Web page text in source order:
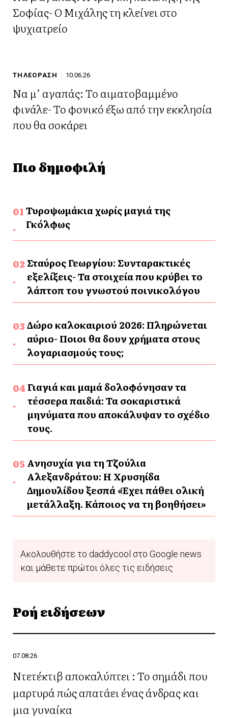
Σοφίας- Ο Μιχάλης τη κλείνει στο
ψυχιατρείο
ΤΗΛΕΟΡΑΣΗ 10.06.26
Να μ’ αγαπάς: Το αιματοβαμμένο
φινάλε- Το φονικό έξω από την εκκλησία
που θα σοκάρει
Πιο δημοφιλή
Τυροψωμάκια χωρίς μαγιά της
Γκόλφως
Σταύρος Γεωργίου: Συνταρακτικές
εξελίξεις- Τα στοιχεία που κρύβει το
λάπτοπ του γνωστού ποινικολόγου
Δώρο καλοκαιριού 2026: Πληρώνεται
αύριο- Ποιοι θα δουν χρήματα στους
λογαριασμούς τους;
Γιαγιά και μαμά δολοφόνησαν τα
τέσσερα παιδιά: Τα σοκαριστικά
μηνύματα που αποκάλυψαν το σχέδιο
τους.
Ανησυχία για τη Τζούλια
Αλεξανδράτου: Η Χρυσηίδα
Δημουλίδου ξεσπά «Έχει πάθει ολική
μετάλλαξη. Κάποιος να τη βοηθήσει»
Ακολουθήστε το daddycool στο Google news
και μάθετε πρώτοι όλες τις ειδήσεις
Ροή ειδήσεων
07.08.26
Ντετέκτιβ αποκαλύπτει : Το σημάδι που
μαρτυρά πώς απατάει ένας άνδρας και
μια γυναίκα